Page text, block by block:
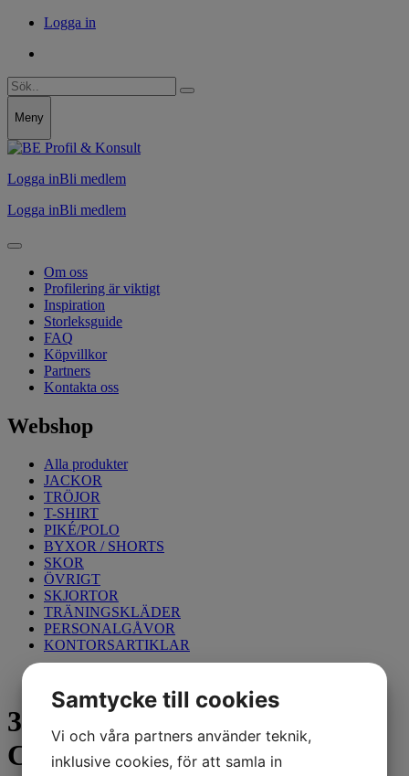
Logga in
Meny
Logga inBli medlem
Logga inBli medlem
Om oss
Profilering är viktigt
Inspiration
Storleksguide
FAQ
Köpvillkor
Partners
Kontakta oss
Webshop
Alla produkter
JACKOR
TRÖJOR
T-SHIRT
PIKÉ/POLO
BYXOR / SHORTS
SKOR
ÖVRIGT
SKJORTOR
TRÄNINGSKLÄDER
PERSONALGÅVOR
KONTORSARTIKLAR
3730 Hängselbyxa, grå/svart,
C52
Samtycke till cookies
Vi och våra partners använder teknik,
inklusive cookies, för att samla in